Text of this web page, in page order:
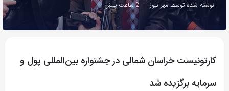
نوشته شده توسط مهر نیوز 2 ساعت پیش
کارتونیست خراسان شمالی در جشنواره بین‌المللی پول و
سرمایه برگزیده شد